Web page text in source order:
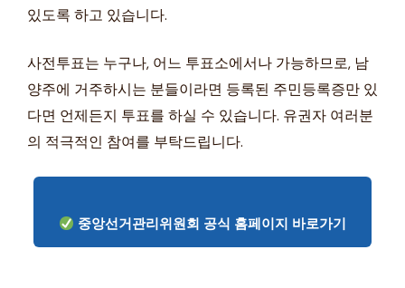
있도록 하고 있습니다.
사전투표는 누구나, 어느 투표소에서나 가능하므로, 남
양주에 거주하시는 분들이라면 등록된 주민등록증만 있
다면 언제든지 투표를 하실 수 있습니다. 유권자 여러분
의 적극적인 참여를 부탁드립니다.
중앙선거관리위원회 공식 홈페이지 바로가기